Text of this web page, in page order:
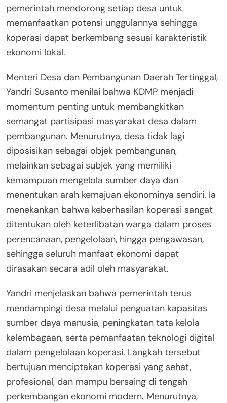
pemerintah mendorong setiap desa untuk
memanfaatkan potensi unggulannya sehingga
koperasi dapat berkembang sesuai karakteristik
ekonomi lokal.
Menteri Desa dan Pembangunan Daerah Tertinggal,
Yandri Susanto menilai bahwa KDMP menjadi
momentum penting untuk membangkitkan
semangat partisipasi masyarakat desa dalam
pembangunan. Menurutnya, desa tidak lagi
diposisikan sebagai objek pembangunan,
melainkan sebagai subjek yang memiliki
kemampuan mengelola sumber daya dan
menentukan arah kemajuan ekonominya sendiri. Ia
menekankan bahwa keberhasilan koperasi sangat
ditentukan oleh keterlibatan warga dalam proses
perencanaan, pengelolaan, hingga pengawasan,
sehingga seluruh manfaat ekonomi dapat
dirasakan secara adil oleh masyarakat.
Yandri menjelaskan bahwa pemerintah terus
mendampingi desa melalui penguatan kapasitas
sumber daya manusia, peningkatan tata kelola
kelembagaan, serta pemanfaatan teknologi digital
dalam pengelolaan koperasi. Langkah tersebut
bertujuan menciptakan koperasi yang sehat,
profesional, dan mampu bersaing di tengah
perkembangan ekonomi modern. Menurutnya,